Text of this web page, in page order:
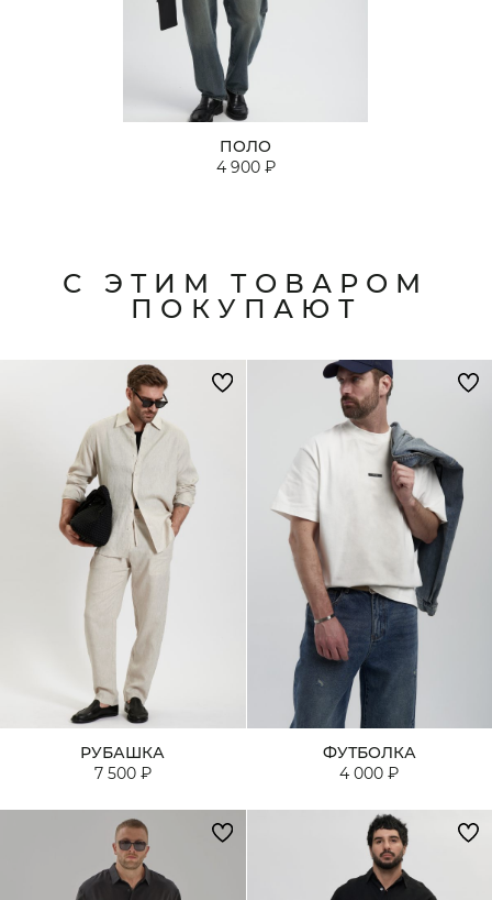
ПОЛО
4 900 ₽
С ЭТИМ ТОВАРОМ
ПОКУПАЮТ
РУБАШКА
7 500 ₽
ФУТБОЛКА
4 000 ₽